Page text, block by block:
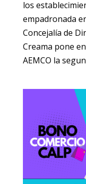
los
empadronada
Concejalía de
Creama pone
AEMCO la